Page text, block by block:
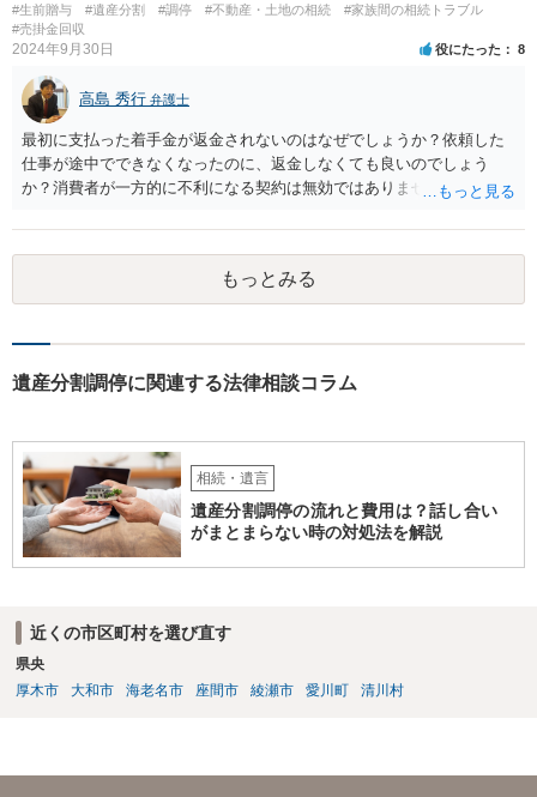
#生前贈与 #遺産分割 #調停 #不動産・土地の相続
#家族間の相続トラブル
#売掛金回収
2024年9月30日 役にたった 8
高島 秀行 弁護士
最初に支払った着手金が返金されないのはなぜでしょうか？依頼した
仕事が途中でできなくなったのに、返金しなくても良いのでしょう
か？消費者が一方的に不利になる契約は無効ではありませんか？
務があると思います。 倒れた弁護士が所属する弁護士会に相談さ
れた方がよいと思います。 倒れた弁護士は脳梗塞で倒れたようで
すが、 判断能力があり、復代理を倒れた弁護士の判断で復代理を
選任したのか 即ち、復代理人の選任は有効なのかという問題もあ
もっとみる
遺産分割調停に関連する法律相談コラム
相続・遺言
遺産分割調停の流れと費用は？話し合い
がまとまらない時の対処法を解説
近くの市区町村を選び直す
県央
厚木市
大和市 海老名市 座間市 綾瀬市 愛川町 清川村